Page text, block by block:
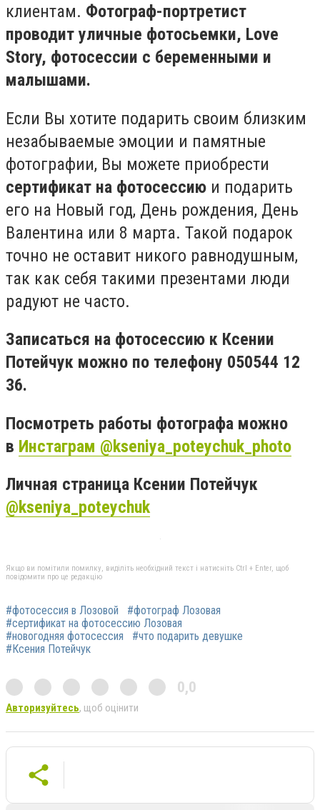
клиентам. Фотограф-портретист
проводит уличные фотосьемки, Love
Story, фотосессии с беременными и
малышами.
Если Вы хотите подарить своим близким
незабываемые эмоции и памятные
фотографии, Вы можете приобрести
сертификат на фотосессию и подарить
его на Новый год, День рождения, День
Валентина или 8 марта. Такой подарок
точно не оставит никого равнодушным,
так как себя такими презентами люди
радуют не часто.
Записаться на фотосессию к Ксении
Потейчук можно по телефону 050544 12
36.
Посмотреть работы фотографа можно
в Инстаграм @kseniya_poteychuk_photo
Личная страница Ксении Потейчук
@kseniya_poteychuk
Якщо ви помітили помилку, виділіть необхідний текст і натисніть Ctrl + Enter, щоб
повідомити про це редакцію
#фотосессия в Лозовой
#фотограф Лозовая
#сертификат на фотосессию Лозовая
#новогодняя фотосессия
#что подарить девушке
#Ксения Потейчук
0,0
Авторизуйтесь, щоб оцінити